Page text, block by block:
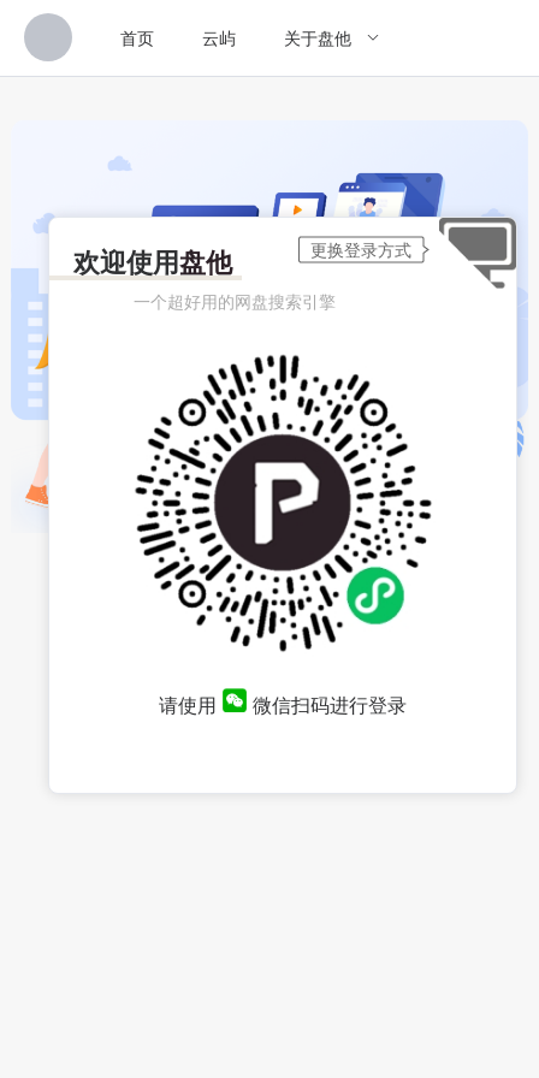
首页 云屿 关于盘他
欢迎使用盘他
一个超好用的网盘搜索引擎
请使用 微信扫码进行登录